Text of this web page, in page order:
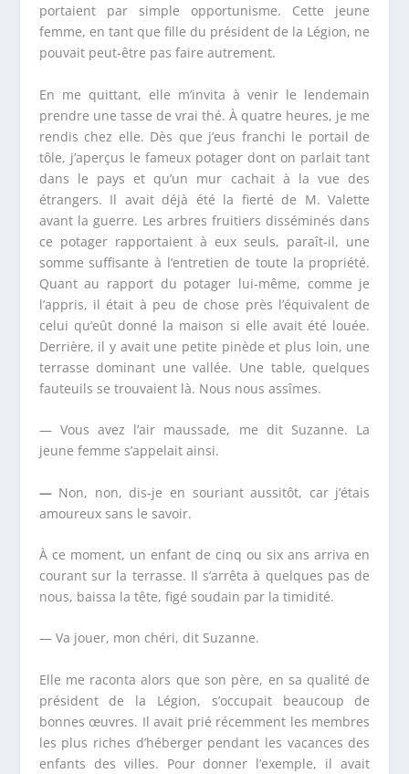
portaient par simple opportunisme. Cette jeune
femme, en tant que fille du président de la Légion, ne
pouvait peut-être pas faire autrement.
En me quittant, elle m’invita à venir le lendemain
prendre une tasse de vrai thé. À quatre heures, je me
rendis chez elle. Dès que j’eus franchi le portail de
tôle, j’aperçus le fameux potager dont on parlait tant
dans le pays et qu’un mur cachait à la vue des
étrangers. Il avait déjà été la fierté de M. Valette
avant la guerre. Les arbres fruitiers disséminés dans
ce potager rapportaient à eux seuls, paraît-il, une
somme suffisante à l’entretien de toute la propriété.
Quant au rapport du potager lui-même, comme je
l’appris, il était à peu de chose près l’équivalent de
celui qu’eût donné la maison si elle avait été louée.
Derrière, il y avait une petite pinède et plus loin, une
terrasse dominant une vallée. Une table, quelques
fauteuils se trouvaient là. Nous nous assîmes.
— Vous avez l’air maussade, me dit Suzanne. La
jeune femme s’appelait ainsi.
— Non, non, dis-je en souriant aussitôt, car j’étais
amoureux sans le savoir.
À ce moment, un enfant de cinq ou six ans arriva en
courant sur la terrasse. Il s’arrêta à quelques pas de
nous, baissa la tête, figé soudain par la timidité.
— Va jouer, mon chéri, dit Suzanne.
Elle me raconta alors que son père, en sa qualité de
président de la Légion, s’occupait beaucoup de
bonnes œuvres. Il avait prié récemment les membres
les plus riches d’héberger pendant les vacances des
enfants des villes. Pour donner l’exemple, il avait